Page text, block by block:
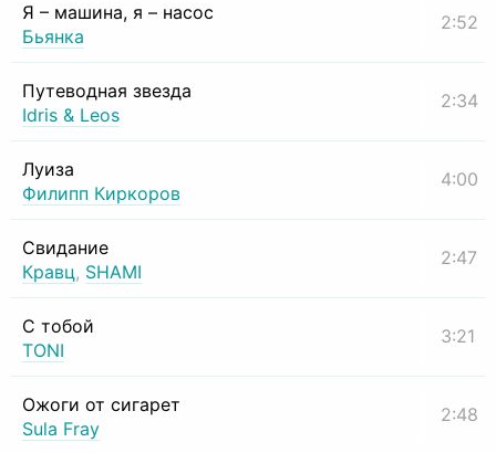
Я – машина, я – насос
Бьянка
2:52
Путеводная звезда
Idris & Leos
2:34
Луиза
Филипп Киркоров
4:00
Свидание
Кравц, SHAMI
2:47
С тобой
TONI
3:21
Ожоги от сигарет
Sula Fray
2:48